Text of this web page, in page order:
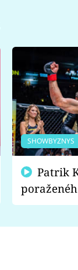
SHOWBYZNYS
fanoušci